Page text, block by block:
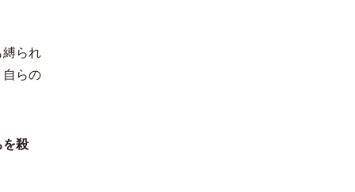
縛られ
自らの
を殺